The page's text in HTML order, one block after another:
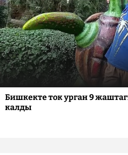
Бишкекте ток урган 9
калды